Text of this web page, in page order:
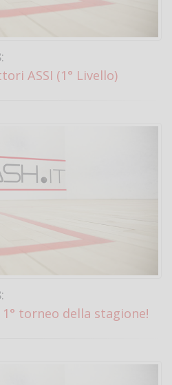
ASSI (1° Livello)
1° torneo della stagione!